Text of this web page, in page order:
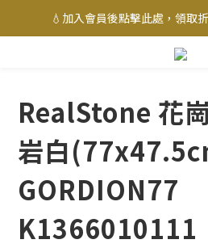
💧加入會員後點擊此處，領取
RealStone 花
岩白
GORDION77
K1366010111